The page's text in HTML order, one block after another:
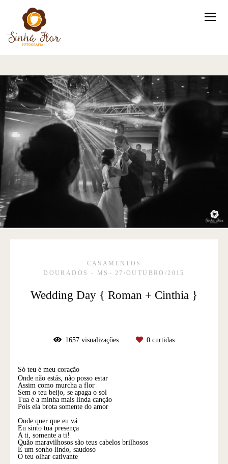
CASAMENTOS
DOURADOS - MS
27/OUTUBRO/2015
Wedding Day { Roman + Cinthia }
1657 visualizações 0 curtidas
Só teu é meu coração
Onde não estás, não posso estar
Assim como murcha a flor
Sem o teu beijo, se apaga o sol
Tua é a minha mais linda canção
Pois ela brota somente do amor
Onde quer que eu vá
Eu sinto tua presença
A ti, somente a ti!
Quão maravilhosos são teus cabelos brilhosos
É um sonho lindo, saudoso
O teu olhar cativante